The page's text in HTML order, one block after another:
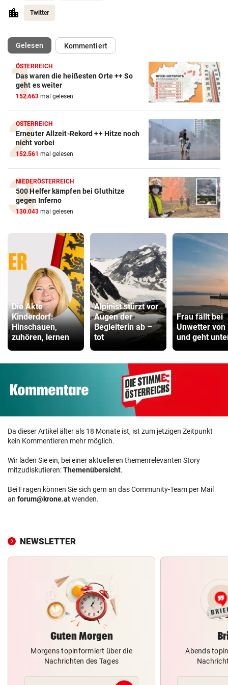
Twitter
Gelesen(ausgewählt)Kommentiert
ÖSTERREICH
Das waren die heißesten Orte ++ So
geht es weiter
152.663 mal gelesen
ÖSTERREICH
Erneuter Allzeit-Rekord ++ Hitze noch
nicht vorbei
152.561 mal gelesen
NIEDERÖSTERREICH
500 Helfer kämpfen bei Gluthitze
gegen Inferno
130.043 mal gelesen
Die Akte
Kinderdorf:
Hinschauen,
zuhören, lernen
Alpinist stürzt vor
Augen der
Begleiterin ab –
tot
Frau fällt bei
Unwetter von
und geht
Da dieser Artikel älter als 18 Monate ist, ist zum jetzigen Zeitpunkt
kein Kommentieren mehr möglich.
Wir laden Sie ein, bei einer aktuelleren themenrelevanten Story
mitzudiskutieren:Themenübersicht.
Bei Fragen können Sie sich gern an das Community-Team per Mail
an forum@krone.atwenden.
NEWSLETTER
Guten Morgen
Morgens topinformiert über die
Nachrichten des Tages
Abends